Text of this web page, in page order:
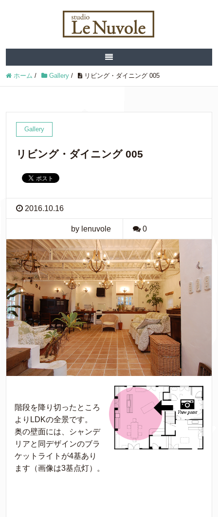
ホーム / Gallery / リビング・ダイニング 005
Gallery
リビング・ダイニング 005
2016.10.16
by lenuvole 0
階段を降り切ったところ
よりLDKの全景です。
奥の壁面には、シャンデ
リアと同デザインのブラ
ケットライトが4基あり
ます（画像は3基点灯）。